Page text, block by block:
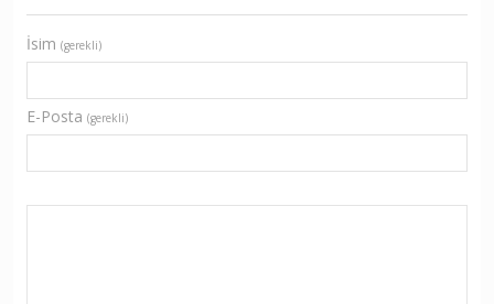
İsim (gerekli)
E-Posta (gerekli)